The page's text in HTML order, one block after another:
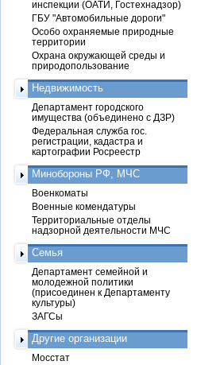
инспекции (ОАТИ, Гостехнадзор)
ГБУ "Автомобильные дороги"
Особо охраняемые природные
территории
Охрана окружающей среды и
природопользование
Недвижимость
Департамент городского
имущества (объединено с ДЗР)
Федеральная служба гос.
регистрации, кадастра и
картографии Росреестр
Минобороны РФ, МЧС
Военкоматы
Военные комендатуры
Территориальные отделы
надзорной деятельности МЧС
Семья
Департамент семейной и
молодежной политики
(присоединен к Департаменту
культуры)
ЗАГСы
Другие организации
Мосстат